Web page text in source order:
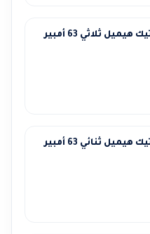
مفتاح اوتوماتيك هيميل ثلاثي 63 أمبير
مفتاح اوتوماتيك هيميل ثنائي 63 أمبير